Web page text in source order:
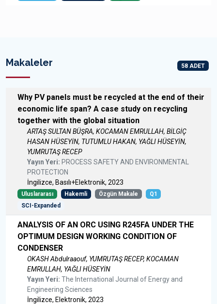
Makaleler 58 ADET
Why PV panels must be recycled at the end of their
economic life span? A case study on recycling
together with the global situation
ARTAŞ SULTAN BÜŞRA, KOCAMAN EMRULLAH, BİLGİÇ
HASAN HÜSEYİN, TUTUMLU HAKAN, YAĞLI HÜSEYİN,
YUMRUTAŞ RECEP
Yayın Yeri: PROCESS SAFETY AND ENVIRONMENTAL
PROTECTION
İngilizce, Basılı+Elektronik, 2023
Uluslararası Hakemli Özgün Makale
Q1
SCI-Expanded
ANALYSIS OF AN ORC USING R245FA UNDER THE
OPTIMUM DESIGN WORKING CONDITION OF
CONDENSER
OKASH Abdulraaouf, YUMRUTAŞ RECEP, KOCAMAN
EMRULLAH, YAĞLI HÜSEYİN
Yayın Yeri: The International Journal of Energy and
Engineering Sciences
İngilizce, Elektronik, 2023